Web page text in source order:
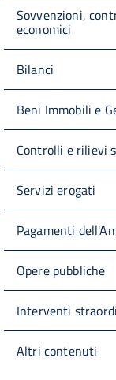
Sovvenzioni,
economici
Bilanci
Beni Immobili e
Controlli e rilievi
Servizi erogati
Pagamenti
Opere pubbliche
Interventi
Altri contenuti